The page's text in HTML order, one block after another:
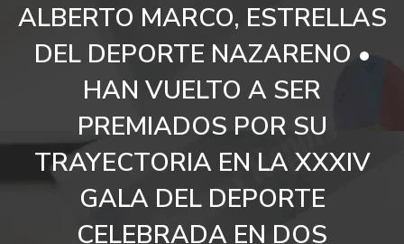
ALBERTO MARCO, ESTRELLAS
DEL DEPORTE NAZARENO •
HAN VUELTO A SER
PREMIADOS POR SU
TRAYECTORIA EN LA XXXIV
GALA DEL DEPORTE
CELEBRADA EN DOS